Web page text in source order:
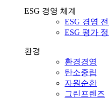
ESG 경영 체계
ESG 경영
ESG 평가
환경
환경경영
탄소중립
자원순환
그린프렌즈